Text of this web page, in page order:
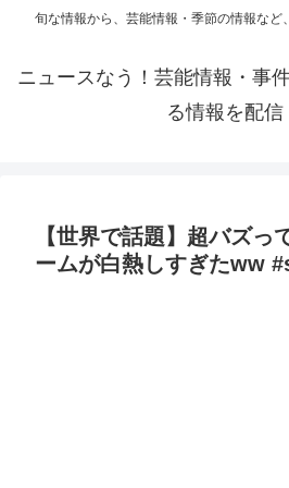
旬な情報から、芸能情報・季節の情報など
ニュースなう！芸能情報・事
る情報を配信
【世界で話題】超バズっ
ームが白熱しすぎたww